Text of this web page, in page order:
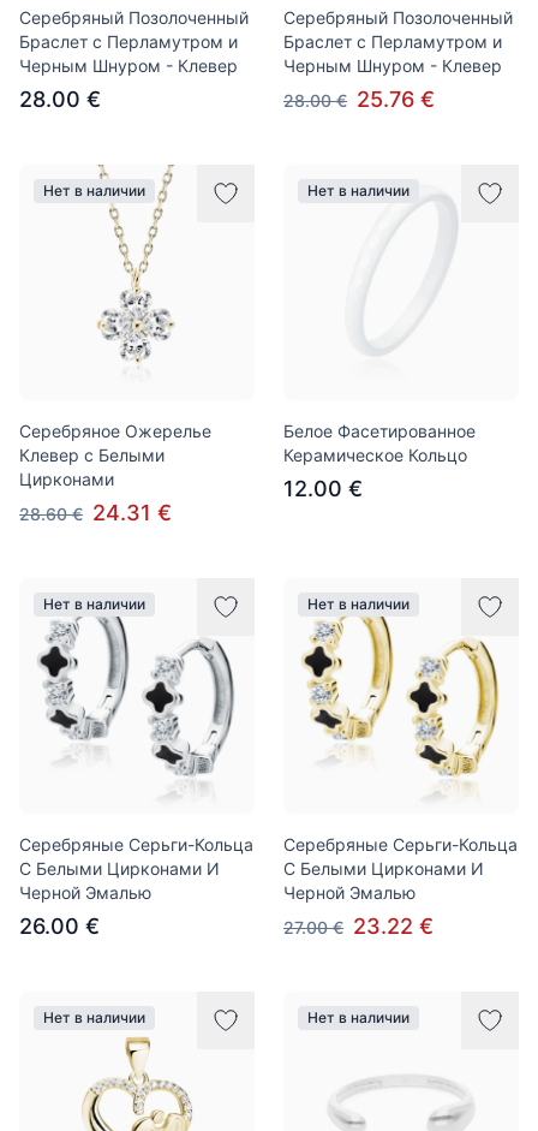
Серебряный Позолоченный
Браслет с Перламутром и
Черным Шнуром - Клевер
28.00 €
Серебряный Позолоченный
Браслет с Перламутром и
Черным Шнуром - Клевер
28.00 € 25.76 €
Нет в наличии
Серебряное Ожерелье
Клевер с Белыми
Цирконами
28.60 € 24.31 €
Нет в наличии
Белое Фасетированное
Керамическое Кольцо
12.00 €
Нет в наличии
Серебряные Серьги-Кольца
С Белыми Цирконами И
Черной Эмалью
26.00 €
Нет в наличии
Серебряные Серьги-Кольца
С Белыми Цирконами И
Черной Эмалью
27.00 € 23.22 €
Нет в наличии Нет в наличии